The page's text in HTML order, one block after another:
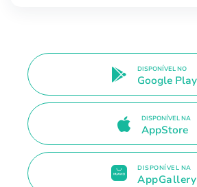
DISPONÍVEL NO
Google Play
DISPONÍVEL NA
AppStore
DISPONÍVEL NA
AppGallery